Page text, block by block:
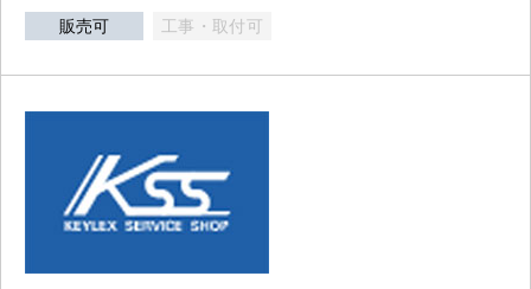
販売可 工事・取付可